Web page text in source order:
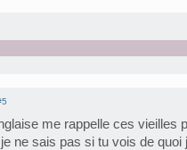
me rappelle ces vieilles
ne sais pas si tu vois de quoi